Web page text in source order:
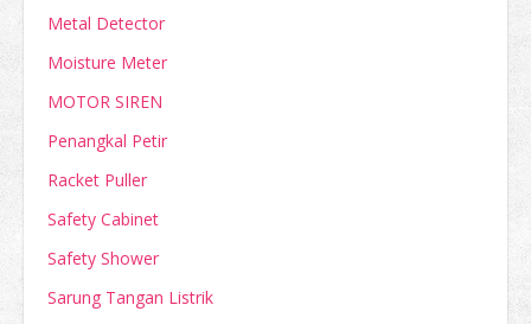
Metal Detector
Moisture Meter
MOTOR SIREN
Penangkal Petir
Racket Puller
Safety Cabinet
Safety Shower
Sarung Tangan Listrik